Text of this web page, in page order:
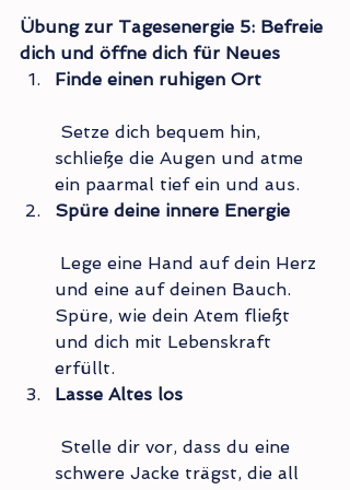
Übung zur Tagesenergie 5: Befreie
dich und öffne dich für Neues
Finde einen ruhigen Ort
schließe die Augen und atme
ein paarmal tief ein und aus.
Spüre deine innere Energie
und eine auf deinen Bauch.
Spüre, wie dein Atem fließt
und dich mit Lebenskraft
erfüllt.
Lasse Altes los
schwere Jacke trägst, die all